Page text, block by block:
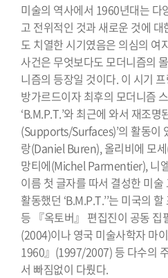
미술의 역사에서 1960년대는 다
고 전위적인 것과 새로운 것에
도 치열한 시기였음은 의심의 여
사건은 무엇보다도 모더니즘의
니즘의 등장일 것이다. 이 시기
방가르드이자 최후의 모더니즘
‘B.M.P.T.’와 최근에 와서 재조명
(Supports/Surfaces)’의 활동이
랑(Daniel Buren), 올리비에 모
망티에(Michel Parmentier), 니
이름 첫 글자를 따서 결성한 미
활동했던 ‘B.M.P.T.’’는 미국의
등 『옥토버』 편집진이 공동 집
(2004)이나 영국 미술사학자 마
1960』(1997/2007) 등 다수의
서 빠짐없이 다뤘다.